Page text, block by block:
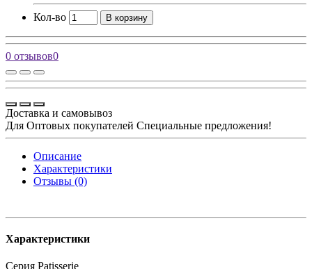
Кол-во В корзину
0 отзывов0
Доставка и самовывоз
Для Оптовых покупателей Специальные предложения!
Описание
Характеристики
Отзывы (0)
Характеристики
Серия Patisserie